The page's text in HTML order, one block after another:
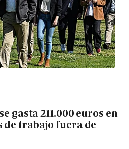
gasta 211.000 euros en
trabajo fuera de